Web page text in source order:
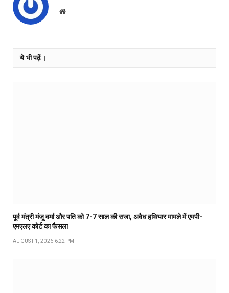
Website
ये भी पढ़ें।
पूर्व मंत्री मंजू वर्मा और पति को 7-7 साल की सजा, अवैध हथियार मामले में एमपी-
एमएलए कोर्ट का फैसला
AUGUST 1, 2026 6:22 PM